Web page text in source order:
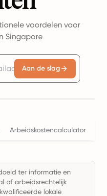
voordelen voor
Singapore
Aan de slag
Arbeidskostencalculator
ter informatie en
of arbeidsrechtelijk
lokale